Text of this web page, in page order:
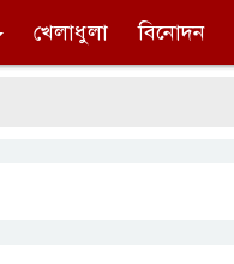
খেলাধুলা বিনোদন